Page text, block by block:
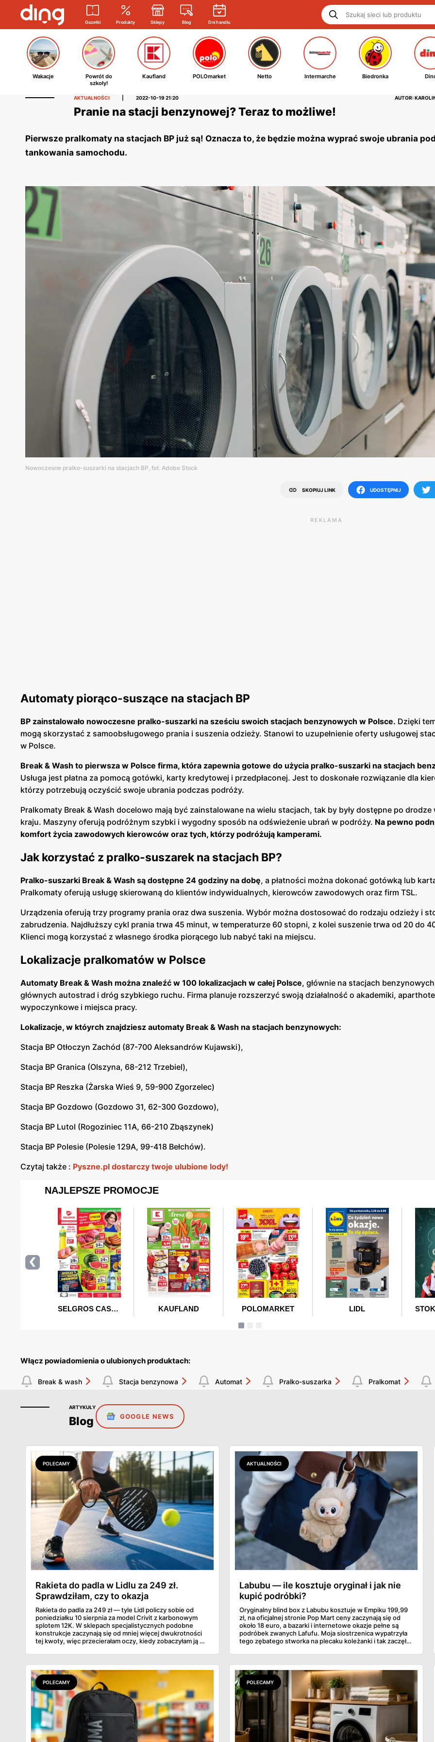
Gazetki Produkty Sklepy Blog Dni handlu
Wakacje
Powrót do
szkoły!
Kaufland POLOmarket Netto Intermarche Biedronka
AKTUALNOŚCI 2022-10-19 21:20 AUTOR:
Pranie na stacji benzynowej? Teraz to możliwe!
Pierwsze pralkomaty na stacjach BP już są! Oznacza to, że będzie można wyprać swoje ubrania
tankowania samochodu.
Nowoczesne pralko-suszarki na stacjach BP, fot. Adobe Stock
SKOPIUJ LINK UDOSTĘPNIJ
REKLAMA
Automaty piorąco-suszące na stacjach BP
BP zainstalowało nowoczesne pralko-suszarki na sześciu swoich stacjach benzynowych w Polsce. Dzięki
mogą skorzystać z samoobsługowego prania i suszenia odzieży. Stanowi to uzupełnienie oferty usługowej
w Polsce.
Break & Wash to pierwsza w Polsce firma, która zapewnia gotowe do użycia pralko-suszarki na stacjach
Usługa jest płatna za pomocą gotówki, karty kredytowej i przedpłaconej. Jest to doskonałe rozwiązanie dla
którzy potrzebują oczyścić swoje ubrania podczas podróży.
Pralkomaty Break & Wash docelowo mają być zainstalowane na wielu stacjach, tak by były dostępne po drodze
kraju. Maszyny oferują podróżnym szybki i wygodny sposób na odświeżenie ubrań w podróży. Na pewno
komfort życia zawodowych kierowców oraz tych, którzy podróżują kamperami.
Jak korzystać z pralko-suszarek na stacjach BP?
Pralko-suszarki Break & Wash są dostępne 24 godziny na dobę, a płatności można dokonać gotówką lub
Pralkomaty oferują usługę skierowaną do klientów indywidualnych, kierowców zawodowych oraz firm TSL.
Urządzenia oferują trzy programy prania oraz dwa suszenia. Wybór można dostosować do rodzaju odzieży i
zabrudzenia. Najdłuższy cykl prania trwa 45 minut, w temperaturze 60 stopni, z kolei suszenie trwa od 20 do
Klienci mogą korzystać z własnego środka piorącego lub nabyć taki na miejscu.
Lokalizacje pralkomatów w Polsce
Automaty Break & Wash można znaleźć w 100 lokalizacjach w całej Polsce, głównie na stacjach benzynowych
głównych autostrad i dróg szybkiego ruchu. Firma planuje rozszerzyć swoją działalność o akademiki,
wypoczynkowe i miejsca pracy.
Lokalizacje, w któyrch znajdziesz automaty Break & Wash na stacjach benzynowych:
Stacja BP Otłoczyn Zachód (87-700 Aleksandrów Kujawski),
Stacja BP Granica (Olszyna, 68-212 Trzebiel),
Stacja BP Reszka (Żarska Wieś 9, 59-900 Zgorzelec)
Stacja BP Gozdowo (Gozdowo 31, 62-300 Gozdowo),
Stacja BP Lutol (Rogoziniec 11A, 66-210 Zbąszynek)
Stacja BP Polesie (Polesie 129A, 99-418 Bełchów).
Czytaj także : Pyszne.pl dostarczy twoje ulubione lody!
Włącz powiadomienia o ulubionych produktach:
Break & wash Stacja benzynowa Automat Pralko-suszarka Pralkomat
ARTYKUŁY
Blog GOOGLE NEWS
POLECAMY
Rakieta do padla w Lidlu za 249 zł.
Sprawdziłam, czy to okazja
Rakieta do padla za 249 zł — tyle Lidl policzy sobie od
poniedziałku 10 sierpnia za model Crivit z karbonowym
splotem 12K. W sklepach specjalistycznych podobne
konstrukcje zaczynają się od mniej więcej dwukrotności
tej kwoty, więc przecierałam oczy, kiedy zobaczyłam ją w
najszybciej rosnący sport w Polsce: kortów przybywa
lawinowo, a chętnych jeszcze szybciej. Sprawdziłam, co
dokładnie dostajemy za te pieniądze i komu taka rakieta
faktycznie wystarczy.
AKTUALNOŚCI
Labubu — ile kosztuje oryginał i jak nie
kupić podróbki?
Oryginalny blind box z Labubu kosztuje w Empiku 199,99
zł, na oficjalnej stronie Pop Mart ceny zaczynają się od
około 18 euro, a bazarki i internetowe okazje pełne są
podróbek zwanych Lafufu. Moja siostrzenica wypatrzyła
tego zębatego stworka na plecaku koleżanki i tak zaczęło
kosztuje i po czym poznać, że sprzedawca nie wciska nam
podróbki. Spisałam wszystko, czego się dowiedziałam —
łącznie z jedną wpadką, o której za chwilę.
POLECAMY POLECAMY